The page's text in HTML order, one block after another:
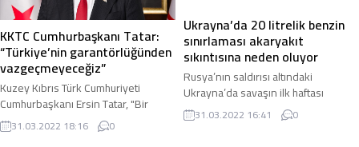
KKTC Cumhurbaşkanı Tatar:
“Türkiye’nin garantörlüğünden
vazgeçmeyeceğiz”
Kuzey Kıbrıs Türk Cumhuriyeti
Cumhurbaşkanı Ersin Tatar, "Bir
devlet olmanın mutluğu ve gururu
içerisinde biz asla 1974’ten
31.03.2022 18:16 0
Ukrayna’da 20 litrelik benzin
sınırlaması akaryakıt
sıkıntısına neden oluyor
Rusya’nın saldırısı altındaki
Ukrayna’da savaşın ilk haftası
benzin satışlarına 20 litre sınırı
getirilmesinin ardından ülkede
31.03.2022 16:41 0